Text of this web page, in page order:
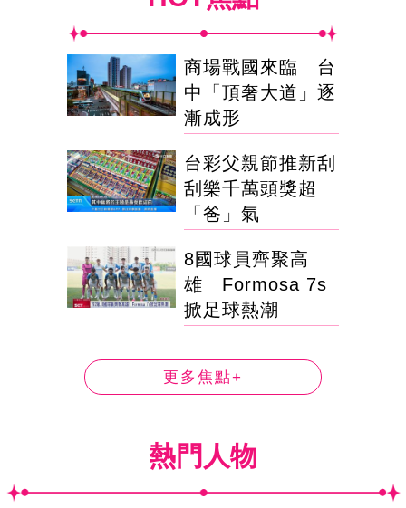
商場戰國來臨 台
中「頂奢大道」逐
漸成形
台彩父親節推新刮
刮樂千萬頭獎超
「爸」氣
8國球員齊聚高
雄 Formosa 7s
掀足球熱潮
更多焦點+
熱門人物